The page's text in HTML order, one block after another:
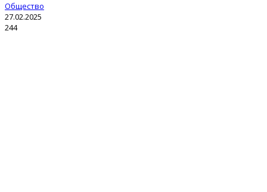
Общество
27.02.2025
244